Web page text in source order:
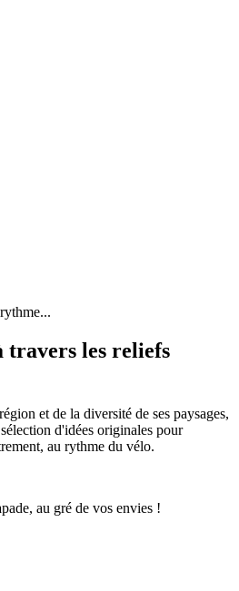
travers les reliefs
et de la diversité de ses paysages,
d'idées originales pour
au rythme du vélo.
au gré de vos envies !